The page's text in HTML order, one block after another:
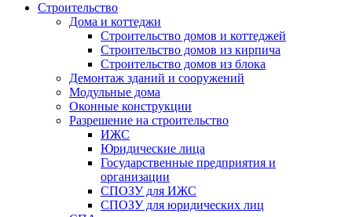
Строительство
Дома и коттеджи
Строительство домов и коттеджей
Строительство домов из кирпича
Строительство домов из блока
Демонтаж зданий и сооружений
Модульные дома
Оконные конструкции
Разрешение на строительство
ИЖС
Юридические лица
Государственные предприятия и
организации
СПОЗУ для ИЖС
СПОЗУ для юридических лиц